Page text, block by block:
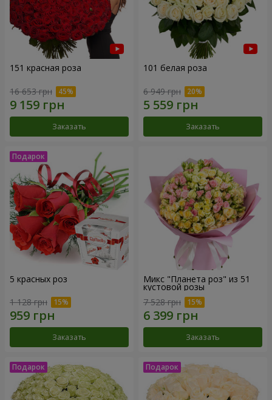
151 красная роза
16 653 грн
Заказать
101 белая роза
6 949 грн
Заказать
5 красных роз
1 128 грн
Заказать
Микс "Планета роз" из 51
кустовой розы
7 528 грн
Заказать